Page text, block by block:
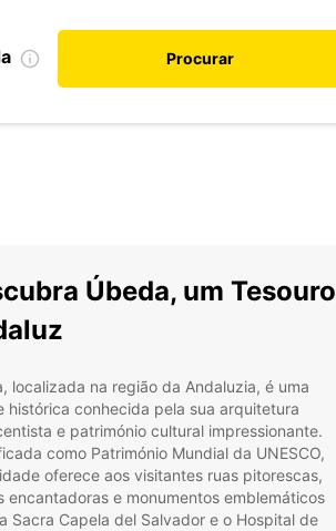
Procurar
Úbeda, um Tesouro
localizada na região da Andaluzia, é uma
histórica conhecida pela sua arquitetura
e património cultural impressionante.
como Património Mundial da UNESCO,
oferece aos visitantes ruas pitorescas,
encantadoras e monumentos emblemáticos
Sacra Capela del Salvador e o Hospital de